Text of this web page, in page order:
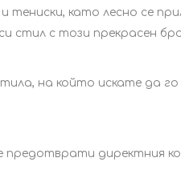
като лесно се
стил с този прекрасен
на който искате да
предотврати директния